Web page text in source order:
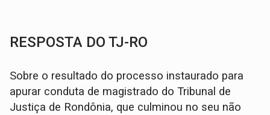
RESPOSTA DO TJ-RO
Sobre o resultado do processo instaurado para
apurar conduta de magistrado do Tribunal de
Justiça de Rondônia, que culminou no seu não